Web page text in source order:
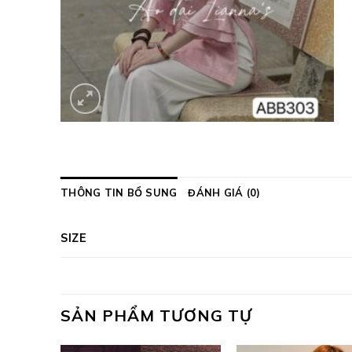
THÔNG TIN BỔ SUNG ĐÁNH GIÁ (0)
SIZE
SẢN PHẨM TƯƠNG TỰ